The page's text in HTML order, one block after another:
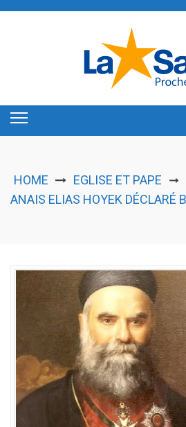
HOME EGLISE ET PAPE ➞
ANAIS ELIAS HOYEK DÉCLARÉ